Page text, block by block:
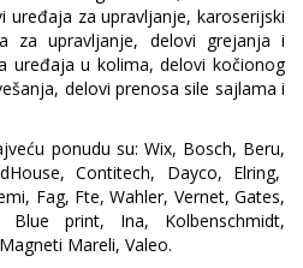
uređaja za upravljanje, karoserijski
za upravljanje, delovi grejanja i
uređaja u kolima, delovi kočionog
delovi prenosa sile sajlama i
ponudu su: Wix, Bosch, Beru,
Contitech, Dayco, Elring,
Fag, Fte, Wahler, Vernet, Gates,
print, Ina, Kolbenschmidt,
Mareli, Valeo.